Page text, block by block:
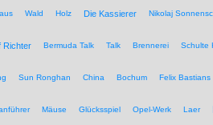
Wald Holz Die Kassierer Nikolaj
Richter Bermuda Talk Talk Brennerei Schulte
Sun Ronghan China Bochum Felix Bastians
Mäuse Glücksspiel Opel-Werk Laer